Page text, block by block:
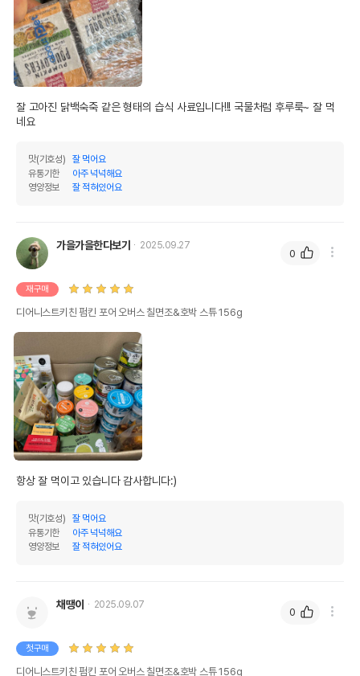
잘 고아진 닭백숙죽 같은 형태의 습식 사료입니다!!! 국물처럼 후루룩~ 잘 먹
네요
맛(기호성)
잘 먹어요
유통기한
아주 넉넉해요
영양정보
잘 적혀있어요
가을가을한다보기 2025.09.27
재구매
디어니스트키친 펌킨 포어 오버스 칠면조&호박 스튜 156g
항상 잘 먹이고 있습니다 감사합니다:)
맛(기호성)
잘 먹어요
유통기한
아주 넉넉해요
영양정보
잘 적혀있어요
0
채땡이 2025.09.07
첫구매
디어니스트키친 펌킨 포어 오버스 칠면조&호박 스튜 156g
0